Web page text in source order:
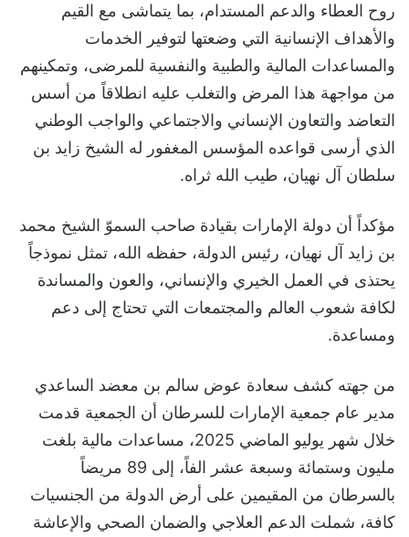
روح العطاء والدعم المستدام، بما يتماشى مع القيم
والأهداف الإنسانية التي وضعتها لتوفير الخدمات
والمساعدات المالية والطبية والنفسية للمرضى، وتمكينهم
من مواجهة هذا المرض والتغلب عليه انطلاقاً من أسس
التعاضد والتعاون الإنساني والاجتماعي والواجب الوطني
الذي أرسى قواعده المؤسس المغفور له الشيخ زايد بن
سلطان آل نهيان، طيب الله ثراه.
مؤكداً أن دولة الإمارات بقيادة صاحب السموّ الشيخ محمد
بن زايد آل نهيان، رئيس الدولة، حفظه الله، تمثل نموذجاً
يحتذى في العمل الخيري والإنساني، والعون والمساندة
لكافة شعوب العالم والمجتمعات التي تحتاج إلى دعم
ومساعدة.
من جهته كشف سعادة عوض سالم بن معضد الساعدي
مدير عام جمعية الإمارات للسرطان أن الجمعية قدمت
خلال شهر يوليو الماضي 2025، مساعدات مالية بلغت
مليون وستمائة وسبعة عشر الفاً، إلى 89 مريضاً
بالسرطان من المقيمين على أرض الدولة من الجنسيات
كافة، شملت الدعم العلاجي والضمان الصحي والإعاشة